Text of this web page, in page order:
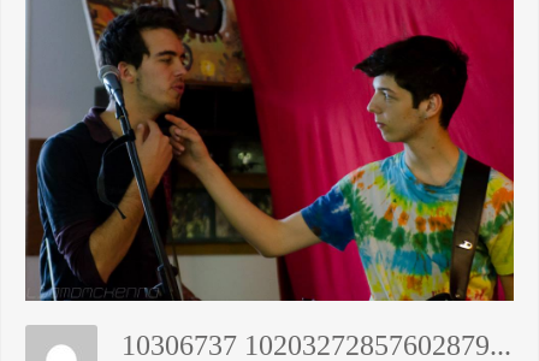
10306737 10203272857602879 6349618582279179777 N